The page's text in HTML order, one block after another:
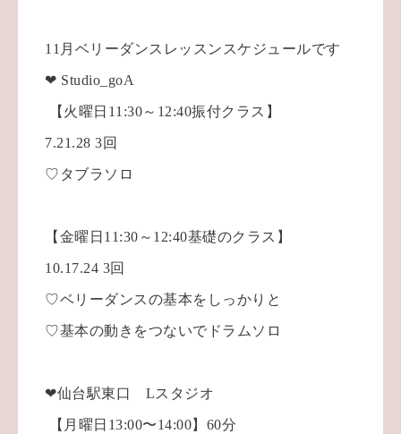
11月ベリーダンスレッスンスケジュールです
❤ Studio_goA
【火曜日11:30～12:40振付クラス】
7.21.28 3回
♡タブラソロ
【金曜日11:30～12:40基礎のクラス】
10.17.24 3回
♡ベリーダンスの基本をしっかりと
♡基本の動きをつないでドラムソロ
❤仙台駅東口 Lスタジオ
【月曜日13:00〜14:00】60分